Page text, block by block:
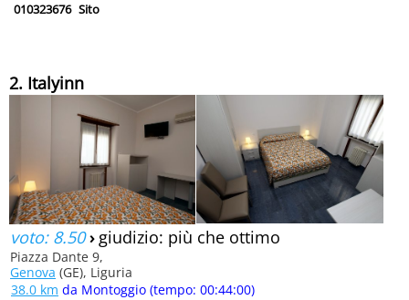
010323676 Sito
2. Italyinn
voto: 8.50› giudizio: più che ottimo
Piazza Dante 9,
Genova (GE), Liguria
38.0 km da Montoggio (tempo: 00:44:00)